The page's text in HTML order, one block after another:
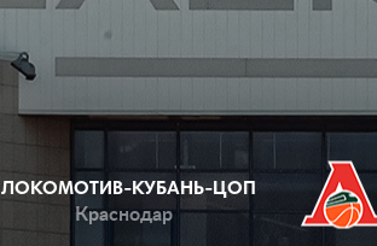
ЛОКОМОТИВ-КУБАНЬ-ЦОП
Краснодар